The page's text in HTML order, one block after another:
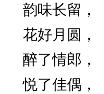
韵味长留，
花好月圆，
醉了情郎，
悦了佳偶，